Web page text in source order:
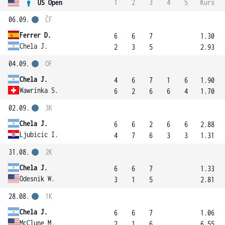
US Open 1 2 3 4 5
Kurs
06.09.
Ferrer D.
Chela J.
ČF
6
2
6
3
7
5
1.30
2.93
04.09.
Chela J.
Wawrinka S.
OF
4
6
6
2
7
6
1
6
6
4
1.90
1.70
02.09.
Chela J.
Ljubicic I.
3K
6
4
6
7
2
6
6
3
6
3
2.88
1.31
31.08.
Chela J.
Odesnik W.
2K
6
3
6
1
7
5
1.33
2.81
28.08.
Chela J.
McClune M.
1K
6
6
7
1.06